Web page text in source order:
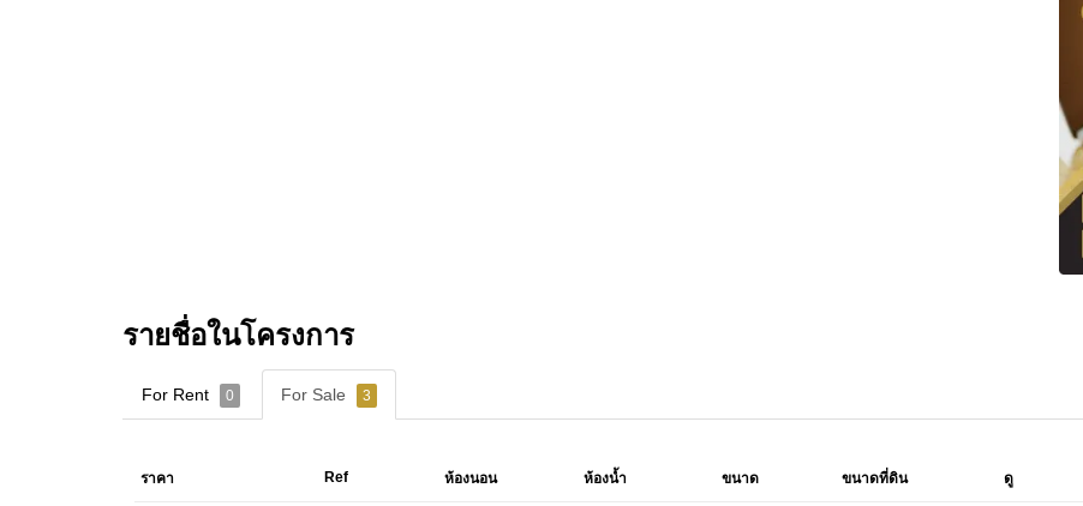
รายชื่อในโครงการ
For Rent 0 For Sale 3
ราคา Ref ห้องนอน ห้องน้ำ ขนาด ขนาดที่ดิน ดู